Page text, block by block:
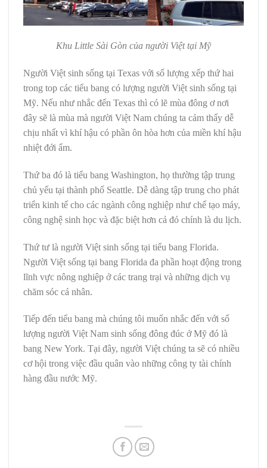
Khu Little Sài Gòn của người Việt tại Mỹ
Người Việt sinh sống tại Texas với số lượng xếp thứ hai
trong top các tiểu bang có lượng người Việt sinh sống tại
Mỹ. Nếu như nhắc đến Texas thì có lẽ mùa đông ơ nơi
đây sẽ là mùa mà người Việt Nam chúng ta cảm thấy dễ
chịu nhất vì khí hậu có phần ôn hòa hơn của miền khí hậu
nhiệt đới ẩm.
Thứ ba đó là tiểu bang Washington, họ thường tập trung
chủ yếu tại thành phố Seattle. Dễ dàng tập trung cho phát
triển kinh tế cho các ngành công nghiệp như chế tạo máy,
công nghệ sinh học và đặc biệt hơn cả đó chính là du lịch.
Thứ tư là người Việt sinh sống tại tiểu bang Florida.
Người Việt sống tại bang Florida đa phần hoạt động trong
lĩnh vực nông nghiệp ở các trang trại và những dịch vụ
chăm sóc cá nhân.
Tiếp đến tiểu bang mà chúng tôi muốn nhắc đến với số
lượng người Việt Nam sinh sống đông đúc ở Mỹ đó là
bang New York. Tại đây, người Việt chúng ta sẽ có nhiều
cơ hội trong việc đầu quân vào những công ty tài chính
hàng đầu nước Mỹ.